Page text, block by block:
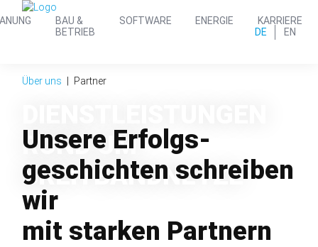
DE EN
BAU &
BETRIEB
SOFTWARE ENERGIE KARRIERE
RUND UM
BREIT­BAND­NETZE
Über uns Partner
Unsere Erfolgs­
geschichten schreiben
wir
mit starken Partnern